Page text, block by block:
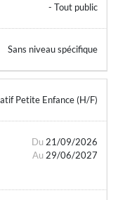
- Tout public
Sans niveau spécifique
Petite Enfance (H/F)
Du 21/09/2026
Au 29/06/2027